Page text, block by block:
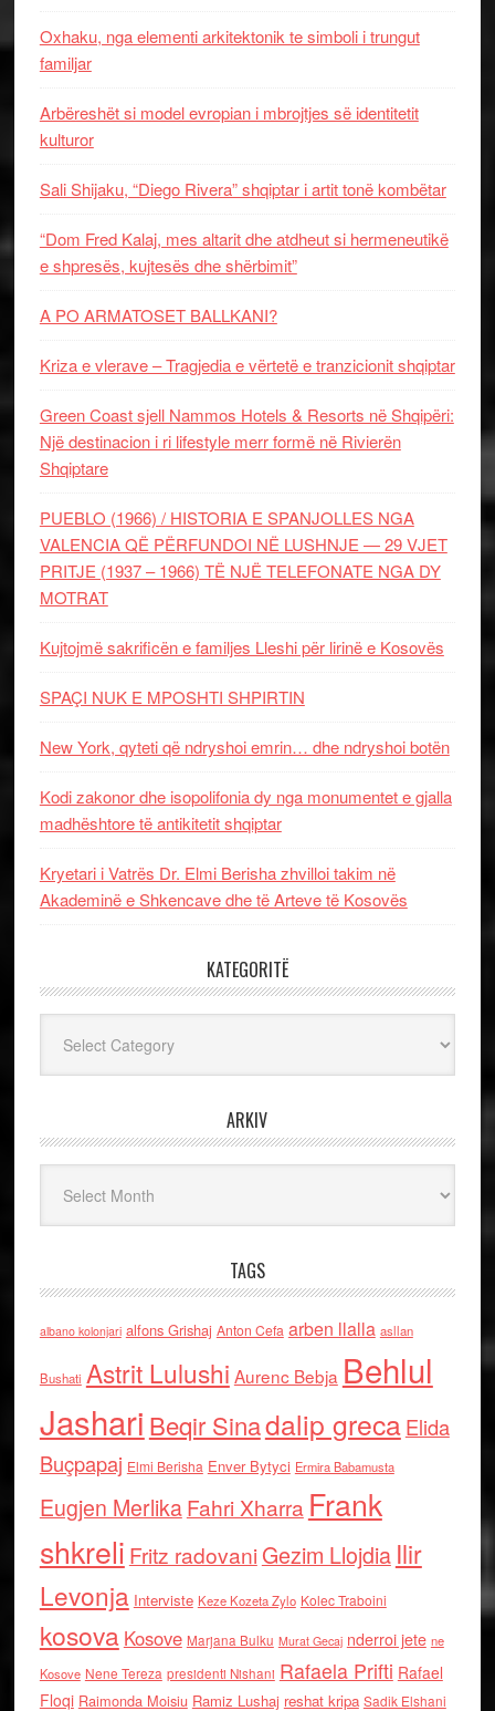
Oxhaku, nga elementi arkitektonik te simboli i trungut
familjar
Arbëreshët si model evropian i mbrojtjes së identitetit
kulturor
Sali Shijaku, “Diego Rivera” shqiptar i artit tonë kombëtar
“Dom Fred Kalaj, mes altarit dhe atdheut si hermeneutikë
e shpresës, kujtesës dhe shërbimit”
A PO ARMATOSET BALLKANI?
Kriza e vlerave – Tragjedia e vërtetë e tranzicionit shqiptar
Green Coast sjell Nammos Hotels & Resorts në Shqipëri:
Një destinacion i ri lifestyle merr formë në Rivierën
Shqiptare
PUEBLO (1966) / HISTORIA E SPANJOLLES NGA
VALENCIA QË PËRFUNDOI NË LUSHNJE — 29 VJET
PRITJE (1937 – 1966) TË NJË TELEFONATE NGA DY
MOTRAT
Kujtojmë sakrificën e familjes Lleshi për lirinë e Kosovës
SPAÇI NUK E MPOSHTI SHPIRTIN
New York, qyteti që ndryshoi emrin… dhe ndryshoi botën
Kodi zakonor dhe isopolifonia dy nga monumentet e gjalla
madhështore të antikitetit shqiptar
Kryetari i Vatrës Dr. Elmi Berisha zhvilloi takim në
Akademinë e Shkencave dhe të Arteve të Kosovës
KATEGORITË
ARKIV
TAGS
albano kolonjari alfons Grishaj Anton Cefa arben llalla asllan
Bushati Astrit Lulushi Aurenc Bebja Behlul
Jashari Beqir Sinadalip grecaElida
Buçpapaj Elmi Berisha Enver Bytyci Ermira Babamusta
Eugjen MerlikaFahri Xharra Frank
shkreli Fritz radovaniGezim Llojdia Ilir
Levonja Interviste Keze Kozeta Zylo Kolec Traboini
kosova Kosove Marjana Bulku Murat Gecaj nderroi jete ne
Kosove Nene Tereza presidenti Nishani Rafaela Prifti Rafael
Floqi Raimonda Moisiu Ramiz Lushaj reshat kripa Sadik Elshani